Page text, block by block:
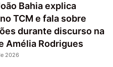
Bahia explica
TCM e fala sobre
durante discurso na
Amélia Rodrigues
2026